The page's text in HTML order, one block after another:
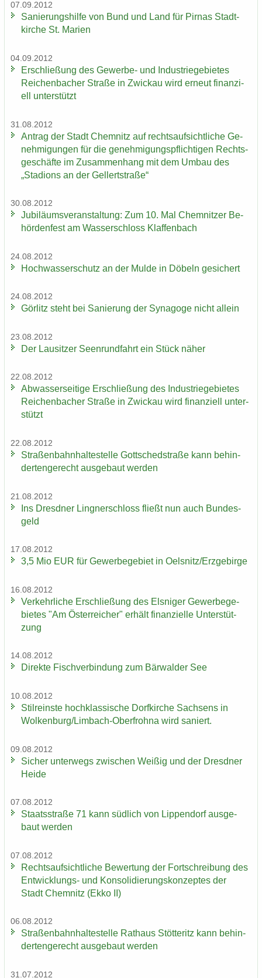
07.09.2012
Sa­nie­rungs­hil­fe von Bund und Land für Pirnas Stadt­
kir­che St. Ma­ri­en
04.09.2012
Er­schlie­ßung des Gewerbe-​ und In­dus­trie­ge­bie­tes
Rei­chen­ba­cher Stra­ße in Zwi­ckau wird er­neut fi­nan­zi­
ell un­ter­stützt
31.08.2012
An­trag der Stadt Chem­nitz auf rechts­auf­sicht­li­che Ge­
neh­mi­gun­gen für die ge­neh­mi­gungs­pflich­ti­gen Rechts­
ge­schäf­te im Zu­sam­men­hang mit dem Umbau des
„Sta­di­ons an der Gel­lert­stra­ße“
30.08.2012
Ju­bi­lä­ums­ver­an­stal­tung: Zum 10. Mal Chem­nit­zer Be­
hör­den­fest am Was­ser­schloss Klaf­fen­bach
24.08.2012
Hoch­was­ser­schutz an der Mulde in Dö­beln ge­si­chert
24.08.2012
Gör­litz steht bei Sa­nie­rung der Syn­ago­ge nicht al­lein
23.08.2012
Der Lau­sit­zer Seen­rund­fahrt ein Stück näher
22.08.2012
Ab­was­ser­sei­ti­ge Er­schlie­ßung des In­dus­trie­ge­bie­tes
Rei­chen­ba­cher Stra­ße in Zwi­ckau wird fi­nan­zi­ell un­ter­
stützt
22.08.2012
Stra­ßen­bahn­hal­te­stel­le Gott­sched­stra­ße kann be­hin­
der­ten­ge­recht aus­ge­baut wer­den
21.08.2012
Ins Dresd­ner Ling­ner­schloss fließt nun auch Bun­des­
geld
17.08.2012
3,5 Mio EUR für Ge­wer­be­ge­biet in Oels­nitz/Erz­ge­bir­ge
16.08.2012
Ver­kehr­li­che Er­schlie­ßung des Els­ni­ger Ge­wer­be­ge­
bie­tes "Am Ös­ter­rei­cher" er­hält fi­nan­zi­el­le Un­ter­stüt­
zung
14.08.2012
Di­rek­te Fisch­ver­bin­dung zum Bär­wal­der See
10.08.2012
Stil­reins­te hoch­klas­si­sche Dorf­kir­che Sach­sens in
Wol­ken­burg/Limbach-​Oberfrohna wird sa­niert.
09.08.2012
Si­cher un­ter­wegs zwi­schen Wei­ßig und der Dresd­ner
Heide
07.08.2012
Staats­stra­ße 71 kann süd­lich von Lip­pen­dorf aus­ge­
baut wer­den
07.08.2012
Rechts­auf­sicht­li­che Be­wer­tung der Fort­schrei­bung des
Entwicklungs-​ und Kon­so­li­die­rungs­kon­zep­tes der
Stadt Chem­nitz (Ekko II)
06.08.2012
Stra­ßen­bahn­hal­te­stel­le Rat­haus Stöt­teritz kann be­hin­
der­ten­ge­recht aus­ge­baut wer­den
31.07.2012